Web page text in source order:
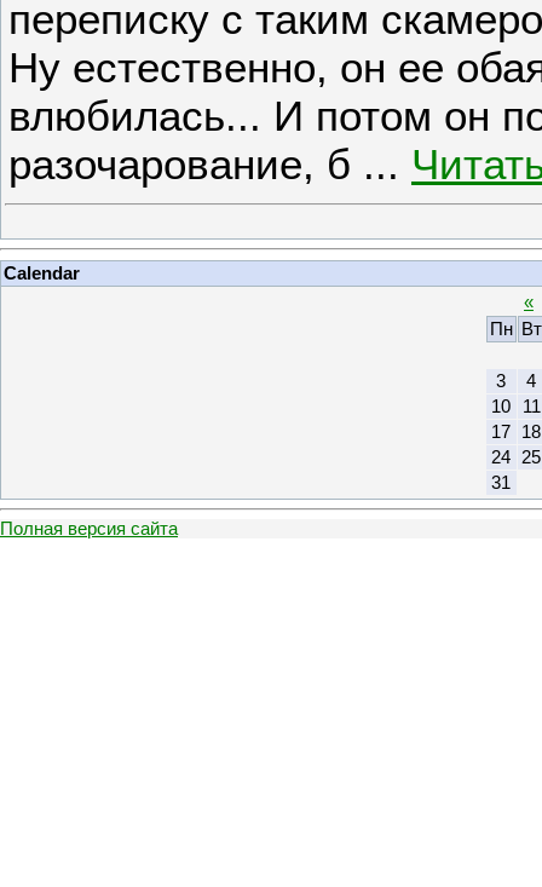
переписку с таким
Ну естественно, он ее
влюбилась... И потом он
разочарование, б ...
Calendar
«
Пн Вт
3
4
10
11
17
18
24
25
31
Полная версия сайта